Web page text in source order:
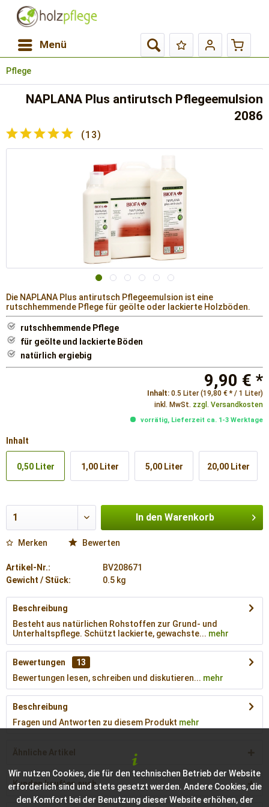
Menü
Pflege
NAPLANA Plus antirutsch Pflegeemulsion
2086
(13)
Die NAPLANA Plus antirutsch Pflegeemulsion ist eine
rutschhemmende Pflege für geölte oder lackierte Holzböden.
rutschhemmende Pflege
für geölte und lackierte Böden
natürlich ergiebig
9,90 € *
Inhalt: 0.5 Liter (19,80 € * / 1 Liter)
inkl. MwSt. zzgl. Versandkosten
vorrätig, Lieferzeit ca. 1-3 Werktage
Inhalt
0,50 Liter 1,00 Liter 5,00 Liter 20,00 Liter
In den Warenkorb
Merken Bewerten
Artikel-Nr.:
BV208671
Gewicht / Stück:
0.5 kg
Beschreibung
Besteht aus natürlichen Rohstoffen zur Grund- und
Unterhaltspflege. Schützt lackierte, gewachste... mehr
Bewertungen
13
Bewertungen lesen, schreiben und diskutieren... mehr
Beschreibung
Fragen und Antworten zu diesem Produkt mehr
Ähnliche Artikel
Kunden kauften auch
Wir nutzen Cookies, die für den technischen Betrieb der Website
erforderlich sind und stets gesetzt werden. Andere Cookies, die
den Komfort bei der Benutzung dieser Website erhöhen, der